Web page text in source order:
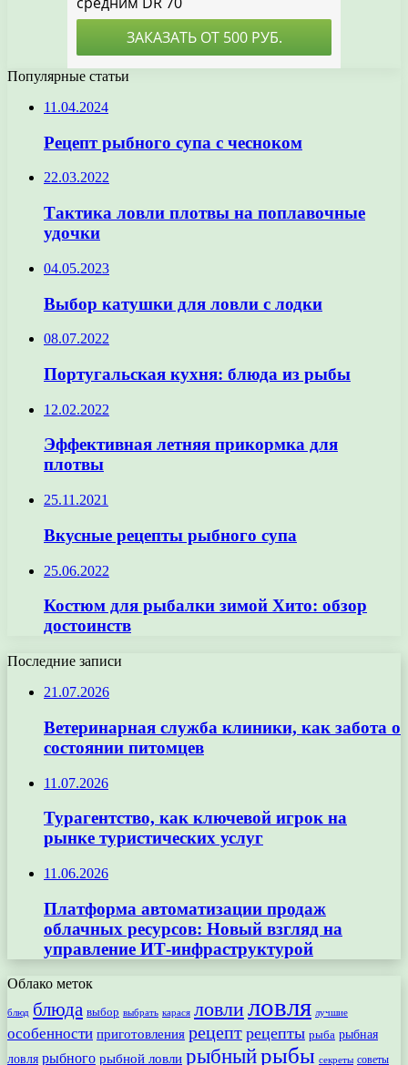
Популярные статьи
11.04.2024
Рецепт рыбного супа с чесноком
22.03.2022
Тактика ловли плотвы на поплавочные
удочки
04.05.2023
Выбор катушки для ловли с лодки
08.07.2022
Португальская кухня: блюда из рыбы
12.02.2022
Эффективная летняя прикормка для
плотвы
25.11.2021
Вкусные рецепты рыбного супа
25.06.2022
Костюм для рыбалки зимой Хито: обзор
достоинств
Последние записи
21.07.2026
Ветеринарная служба клиники, как забота о
состоянии питомцев
11.07.2026
Турагентство, как ключевой игрок на
рынке туристических услуг
11.06.2026
Платформа автоматизации продаж
облачных ресурсов: Новый взгляд на
управление ИТ-инфраструктурой
Облако меток
блюд блюда выбор выбрать карася ловлиловля лучшие
особенности приготовления рецепт рецепты рыба рыбная
ловля рыбного рыбной ловли рыбныйрыбы секреты советы